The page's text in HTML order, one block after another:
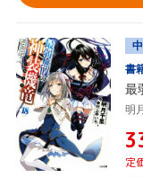
書
最
明
定